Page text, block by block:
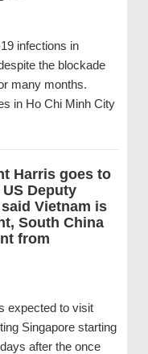
infections in
the blockade
many months.
in Ho Chi Minh City
Harris goes to
Deputy
Vietnam is
South China
from
expected to visit
Singapore starting
after the once